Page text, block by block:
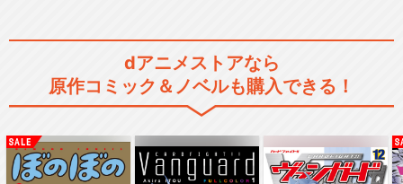
所 大ハード2！史上…
こちら葛飾区亀有公園前派出
所 両津の野望！タイ…
dアニメストアなら
原作コミック＆ノベルも購入できる！